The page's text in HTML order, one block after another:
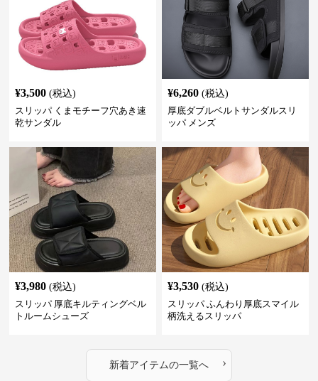
¥3,500 (税込)
スリッパ くまモチーフ穴あき速
乾サンダル
¥6,260 (税込)
厚底ダブルベルトサンダルスリ
ッパ メンズ
¥3,980 (税込)
スリッパ 厚底キルティングベル
トルームシューズ
¥3,530 (税込)
スリッパ ふんわり厚底スマイル
柄洗えるスリッパ
新着アイテムの一覧へ ›